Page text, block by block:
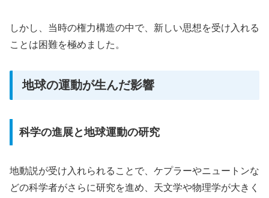
しかし、当時の権力構造の中で、新しい思想を受け入れる
ことは困難を極めました。
地球の運動が生んだ影響
科学の進展と地球運動の研究
地動説が受け入れられることで、ケプラーやニュートンな
どの科学者がさらに研究を進め、天文学や物理学が大きく